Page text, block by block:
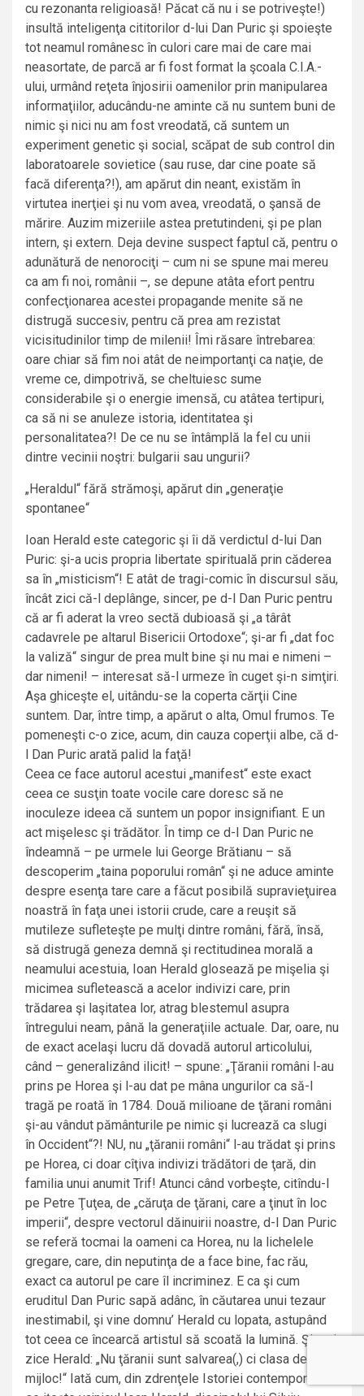
cu rezonanta religioasă! Păcat că nu i se potriveşte!)
insultă inteligenţa cititorilor d-lui Dan Puric şi spoieşte
tot neamul românesc în culori care mai de care mai
neasortate, de parcă ar fi fost format la şcoala C.I.A.-
ului, urmând reţeta înjosirii oamenilor prin manipularea
informaţiilor, aducându-ne aminte că nu suntem buni de
nimic şi nici nu am fost vreodată, că suntem un
experiment genetic şi social, scăpat de sub control din
laboratoarele sovietice (sau ruse, dar cine poate să
facă diferenţa?!), am apărut din neant, existăm în
virtutea inerţiei şi nu vom avea, vreodată, o şansă de
mărire. Auzim mizeriile astea pretutindeni, şi pe plan
intern, şi extern. Deja devine suspect faptul că, pentru o
adunătură de nenorociţi – cum ni se spune mai mereu
ca am fi noi, românii –, se depune atâta efort pentru
confecţionarea acestei propagande menite să ne
distrugă succesiv, pentru că prea am rezistat
vicisitudinilor timp de milenii! Îmi răsare întrebarea:
oare chiar să fim noi atât de neimportanţi ca naţie, de
vreme ce, dimpotrivă, se cheltuiesc sume
considerabile şi o energie imensă, cu atâtea tertipuri,
ca să ni se anuleze istoria, identitatea şi
personalitatea?! De ce nu se întâmplă la fel cu unii
dintre vecinii noştri: bulgarii sau ungurii?
„Heraldul“ fără strămoşi, apărut din „generaţie
spontanee“
Ioan Herald este categoric şi îi dă verdictul d-lui Dan
Puric: şi-a ucis propria libertate spirituală prin căderea
sa în „misticism“! E atât de tragi-comic în discursul său,
încât zici că-l deplânge, sincer, pe d-l Dan Puric pentru
că ar fi aderat la vreo sectă dubioasă şi „a târât
cadavrele pe altarul Bisericii Ortodoxe“; şi-ar fi „dat foc
la valiză“ singur de prea mult bine şi nu mai e nimeni –
dar nimeni! – interesat să-l urmeze în cuget şi-n simţiri.
Aşa ghiceşte el, uitându-se la coperta cărţii Cine
suntem. Dar, între timp, a apărut o alta, Omul frumos. Te
pomeneşti c-o zice, acum, din cauza coperţii albe, că d-
l Dan Puric arată palid la faţă!
Ceea ce face autorul acestui „manifest“ este exact
ceea ce susţin toate vocile care doresc să ne
inoculeze ideea că suntem un popor insignifiant. E un
act mişelesc şi trădător. În timp ce d-l Dan Puric ne
îndeamnă – pe urmele lui George Brătianu – să
descoperim „taina poporului român“ şi ne aduce aminte
despre esenţa tare care a făcut posibilă supravieţuirea
noastră în faţa unei istorii crude, care a reuşit să
mutileze sufleteşte pe mulţi dintre români, fără, însă,
să distrugă geneza demnă şi rectitudinea morală a
neamului acestuia, Ioan Herald glosează pe mişelia şi
micimea sufletească a acelor indivizi care, prin
trădarea şi laşitatea lor, atrag blestemul asupra
întregului neam, până la generaţiile actuale. Dar, oare, nu
de exact acelaşi lucru dă dovadă autorul articolului,
când – generalizând ilicit! – spune: „Ţăranii români l-au
prins pe Horea şi l-au dat pe mâna ungurilor ca să-l
tragă pe roată în 1784. Două milioane de ţărani români
şi-au vândut pământurile pe nimic şi lucrează ca slugi
în Occident“?! NU, nu „ţăranii români“ l-au trădat şi prins
pe Horea, ci doar cîţiva indivizi trădători de ţară, din
familia unui anumit Trif! Atunci când vorbeşte, citîndu-l
pe Petre Ţuţea, de „căruţa de ţărani, care a ţinut în loc
imperii“, despre vectorul dăinuirii noastre, d-l Dan Puric
se referă tocmai la oameni ca Horea, nu la lichelele
gregare, care, din neputinţa de a face bine, fac rău,
exact ca autorul pe care îl incriminez. E ca şi cum
eruditul Dan Puric sapă adânc, în căutarea unui tezaur
inestimabil, şi vine domnu’ Herald cu lopata, astupând
tot ceea ce încearcă artistul să scoată la lumină. Şi mai
zice Herald: „Nu ţăranii sunt salvarea(,) ci clasa de
mijloc!“ Iată cum, din zdrenţele Istoriei contemporane,